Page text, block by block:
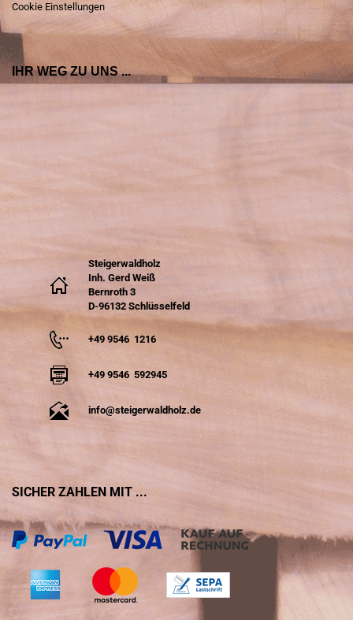
Cookie Einstellungen
IHR WEG ZU UNS ...
Steigerwaldholz
Inh. Gerd Weiß
Bernroth 3
D-96132 Schlüsselfeld
+49 9546 1216
+49 9546 592945
info@steigerwaldholz.de
SICHER ZAHLEN MIT ...